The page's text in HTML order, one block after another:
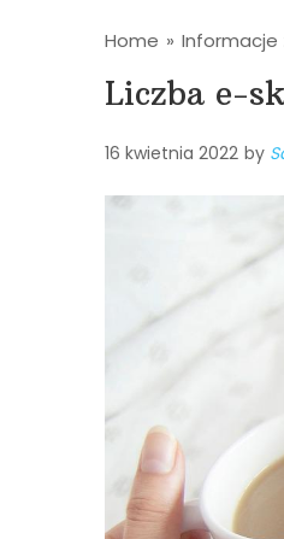
Home » Informacje
Liczba e-
16 kwietnia 2022 by